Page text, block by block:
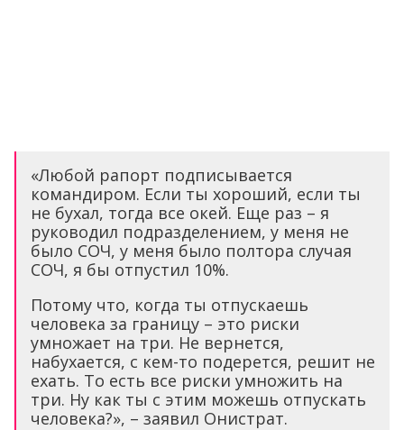
«Любой рапорт подписывается
командиром. Если ты хороший, если ты
не бухал, тогда все окей. Еще раз – я
руководил подразделением, у меня не
было СОЧ, у меня было полтора случая
СОЧ, я бы отпустил 10%.
Потому что, когда ты отпускаешь
человека за границу – это риски
умножает на три. Не вернется,
набухается, с кем-то подерется, решит не
ехать. То есть все риски умножить на
три. Ну как ты с этим можешь отпускать
человека?», – заявил Онистрат.